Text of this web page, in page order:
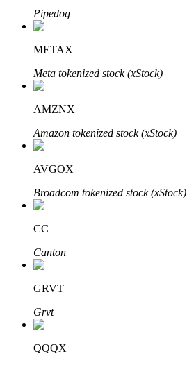
Bitrue
Bitrue Партнеры
Pipedog
METAX
Meta tokenized stock (xStock)
AMZNX
Amazon tokenized stock (xStock)
AVGOX
Broadcom tokenized stock (xStock)
CC
Canton
GRVT
Grvt
QQQX